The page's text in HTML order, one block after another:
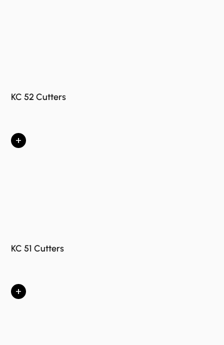
KC 52 Cutters
+
KC 51 Cutters
+